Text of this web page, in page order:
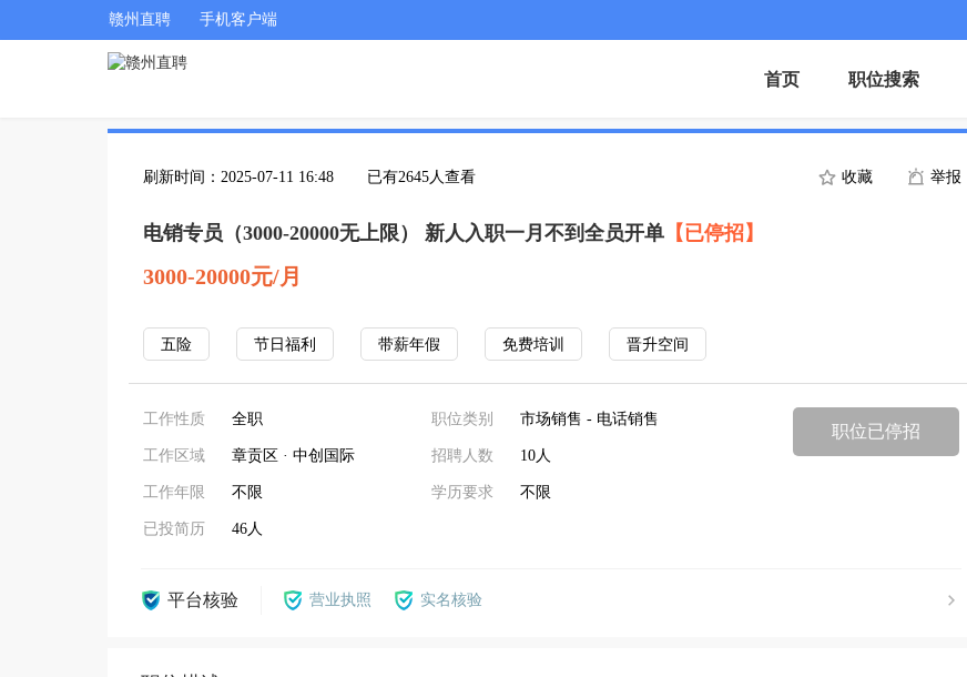
赣州直聘 手机客户端
首页 职位搜索
刷新时间：2025-07-11 16:48 已有2645人查看 收藏 举报
电销专员（3000-20000无上限） 新人入职一月不到全员开单 【已停招】
3000-20000元/月
五险 节日福利 带薪年假 免费培训 晋升空间
工作性质 全职
工作区域 章贡区 · 中创国际
工作年限 不限
已投简历 46人
职位类别 市场销售 - 电话销售
招聘人数 10人
学历要求 不限
职位已停招
平台核验 营业执照 实名核验